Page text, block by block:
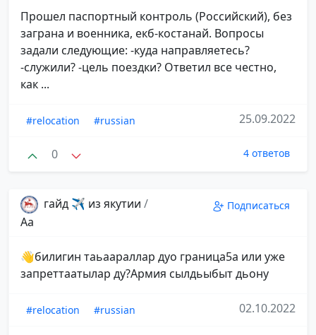
Прошел паспортный контроль (Российский), без
заграна и военника, екб-костанай. Вопросы
задали следующие: -куда направляетесь?
-служили? -цель поездки? Ответил все честно,
как ...
#relocation #russian 25.09.2022
0 4 ответов
гайд ✈️ из якутии /
Аа
Подписаться
👋билигин таьаараллар дуо граница5а или уже
запреттаатылар ду?Армия сылдьыбыт дьону
#relocation #russian 02.10.2022